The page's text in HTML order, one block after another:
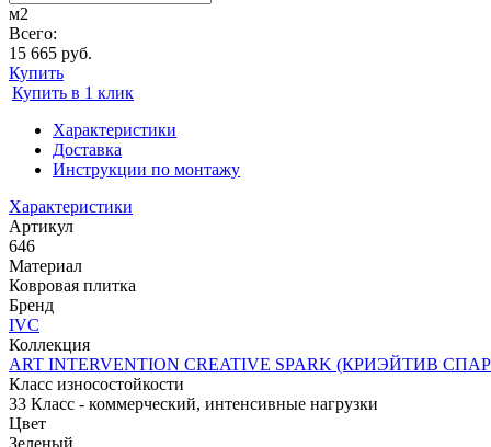
м2
Всего:
15 665 руб.
Купить
Купить в 1 клик
Характеристики
Доставка
Инструкции по монтажу
Характеристики
Артикул
646
Материал
Ковровая плитка
Бренд
IVC
Коллекция
ART INTERVENTION CREATIVE SPARK (КРИЭЙТИВ
Класс износостойкости
33 Класс - коммерческий, интенсивные нагрузки
Цвет
Зеленый